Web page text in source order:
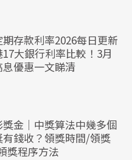
存款利率2026每日更新
17大銀行利率比較！3月
息優惠一文睇清
獎金｜中獎算法中幾多個
有錢收？領獎時間/領獎
獎程序方法